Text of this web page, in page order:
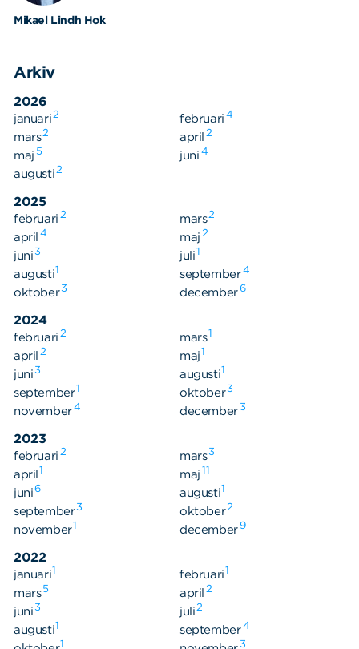
Mikael Lindh Hok
Arkiv
2026
januari2 februari 4
mars2 april 2
maj 5 juni 4
augusti2
2025
februari 2 mars2
april 4 maj 2
juni3 juli1
augusti1 september4
oktober3 december6
2024
februari 2 mars1
april 2 maj1
juni3 augusti1
september1 oktober3
november4 december3
2023
februari 2 mars3
april1 maj 11
juni6 augusti1
september3 oktober2
november1 december9
2022
januari1 februari1
mars5 april 2
juni3 juli2
augusti1 september4
1 3
Sök på sidan: